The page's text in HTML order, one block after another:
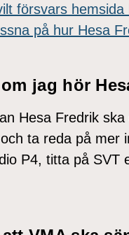
försvars
på hur Hesa
jag hör
Hesa Fredrik
ta reda på mer
P4, titta på SVT